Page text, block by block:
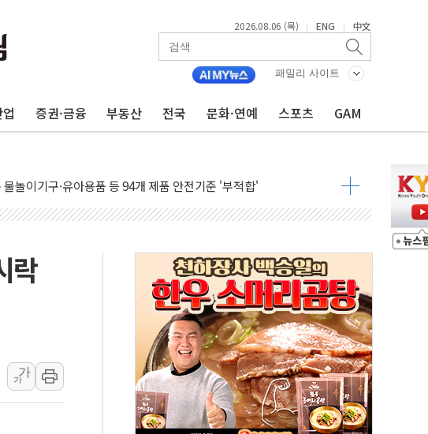
2026.08.06 (목) | ENG | 中文
패밀리 사이트
증권·금융 부동산 전국 문화·연예 스포츠 GAM
이집·유치원 비상! 수족구병이 다시 유행합니다.
원스톱'으로...데이터처, 기업 3만1000곳 경제통계조사
폭 드론' 첫 실사격…미 해병대, 한반도 지형서 FPV 공격훈련 공개
중국 계열사에 넘긴 세라젬…공정위 과징금 4억3200만원
코프로비엠 등 '슈퍼을' 5곳 선정...소부장 핵심기업 추가 육성
현대아울렛에 '다산점' 열어
세계에 알린다…식약처 AI 심사·소방청 119안심콜 영문 영상 제작
구급과장 회의…중증환자 이송체계 전국 확대 점검
·육아 지원 한눈에'…인사처, 공무원 인사제도 안내서 발간
론으로 게임 끝…김민석, 신천지 허위신고에 배신 사과 안 해"
통합 비판…"국방개혁은 정치적 감정 따라 추진해선 안 돼"
막 영상 콘테스트 '비욘드 디 어비스' 수상작 발표
코리아빌드위크' 참가…리모델링 상담 제공
할랄까지…대상, 종가가 넘은 건 국경 아닌 '식문화 장벽'
업종 11% 급등…구리 가격 상승 전망 부각
락
가
가